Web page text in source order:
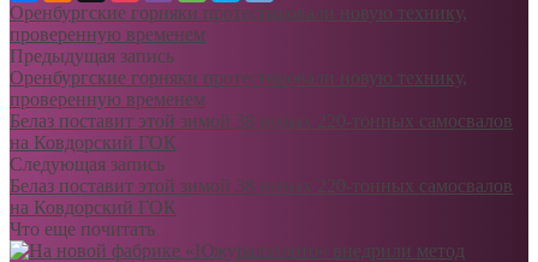
Оренбургские горняки протестировали новую технику,
проверенную временем
Предыдущая запись
Оренбургские горняки протестировали новую технику,
проверенную временем
Белаз поставит этой зимой 38 новых 220-тонных самосвалов
на Ковдорский ГОК
Следующая запись
Белаз поставит этой зимой 38 новых 220-тонных самосвалов
на Ковдорский ГОК
Что еще почитать